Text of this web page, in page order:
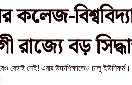
কলেজ-
রাজ্যে বড়
রেহাই নেই! এবার উচ্চশিক্ষাতেও চালু ইউনিফর্ম।